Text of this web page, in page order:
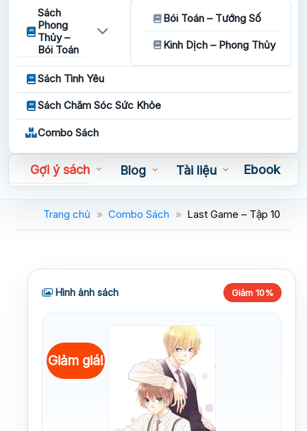
Sách
Phong
Thủy –
Bói Toán
Bói Toán – Tướng Số
Kinh Dịch – Phong Thủy
Sách Tình Yêu
Sách Chăm Sóc Sức Khỏe
Combo Sách
Gợi ý sách Blog Tài liệu
Ebook
Sách nói
Trang chủ » Combo Sách » Last Game – Tập 10
Hình ảnh sách Giảm 10%
Giảm giá!